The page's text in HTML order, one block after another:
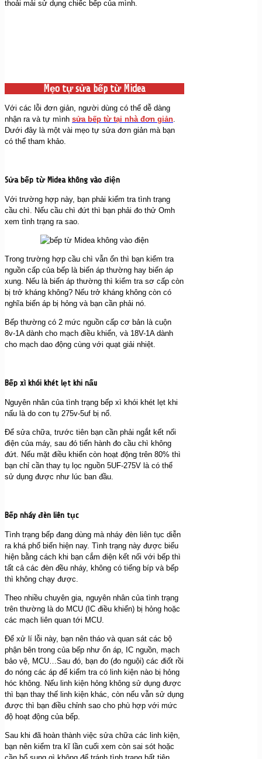
thoải mải sử dụng chiếc bếp của mình.
Mẹo tự sửa bếp từ Midea
Với các lỗi đơn giản, người dùng có thể dễ dàng
nhận ra và tự mình sửa bếp từ tại nhà đơn giản.
Dưới đây là một vài mẹo tự sửa đơn giản mà bạn
có thể tham khảo.
Sửa bếp từ Midea không vào điện
Với trường hợp này, bạn phải kiểm tra tình trạng
cầu chì. Nếu cầu chì đứt thì bạn phải đo thử Omh
xem tình trạng ra sao.
Trong trường hợp cầu chì vẫn ổn thì bạn kiểm tra
nguồn cấp của bếp là biến áp thường hay biến áp
xung. Nếu là biến áp thường thì kiểm tra sơ cấp còn
bị trở kháng không? Nếu trở kháng không còn có
nghĩa biến áp bị hỏng và bạn cần phải nó.
Bếp thường có 2 mức nguồn cấp cơ bản là cuộn
8v-1A dành cho mạch điều khiển, và 18V-1A dành
cho mạch dao động cùng với quạt giải nhiệt.
Bếp xì khói khét lẹt khi nấu
Nguyên nhân của tình trạng bếp xì khói khét lẹt khi
nấu là do con tụ 275v-5uf bị nổ.
Để sửa chữa, trước tiên bạn cần phải ngắt kết nối
điện của máy, sau đó tiến hành đo cầu chì không
đứt. Nếu mặt điều khiển còn hoạt động trên 80% thì
bạn chỉ cần thay tụ lọc nguồn 5UF-275V là có thể
sử dụng được như lúc ban đầu.
Bếp nháy đèn liên tục
Tình trạng bếp đang dùng mà nháy đèn liên tục diễn
ra khá phổ biến hiện nay. Tình trạng này được biểu
hiện bằng cách khi bạn cắm điện kết nối với bếp thì
tất cả các đèn đều nháy, không có tiếng bíp và bếp
thì không chạy được.
Theo nhiều chuyên gia, nguyên nhân của tình trạng
trên thường là do MCU (IC điều khiển) bị hỏng hoặc
các mạch liên quan tới MCU.
Để xử lí lỗi này, bạn nên tháo và quan sát các bộ
phận bên trong của bếp như ổn áp, IC nguồn, mạch
bảo vệ, MCU…Sau đó, bạn đo (đo nguội) các điốt rồi
đo nóng các áp để kiểm tra có linh kiện nào bị hỏng
hóc không. Nếu linh kiện hỏng không sử dụng được
thì bạn thay thế linh kiện khác, còn nếu vẫn sử dụng
được thì bạn điều chỉnh sao cho phù hợp với mức
độ hoạt động của bếp.
Sau khi đã hoàn thành việc sửa chữa các linh kiện,
bạn nên kiểm tra kĩ lần cuối xem còn sai sót hoặc